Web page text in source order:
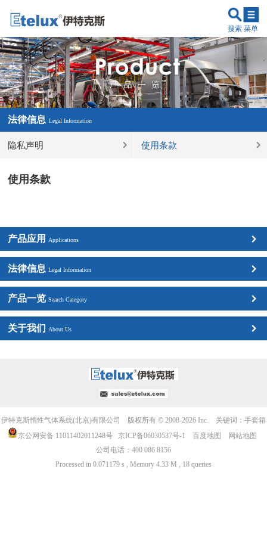
菜单
搜索
法律信息 Legal Information
隐私声明 使用条款
使用条款
产品应用 Applications
法律信息Legal Information
产品一览Search Category
关于我们 About Us
伊特克斯惰性气体系统(北京)有限公司 版权所有 © 2008-2026 Inc. 关键词： 手套箱
京公网安备 11011402011248号 京ICP备06030537号-1 百度地图
网站地图
公司电话：400 086 8156
Processed in 0.071179 s , Memory 4.33 M , 18 queries